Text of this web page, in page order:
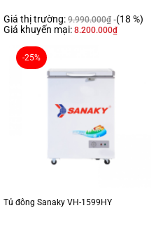
Giá thị trường: 9.990.000₫ (18 %)
Giá khuyến mại: 8.200.000₫
-25%
Tủ đông Sanaky VH-1599HY